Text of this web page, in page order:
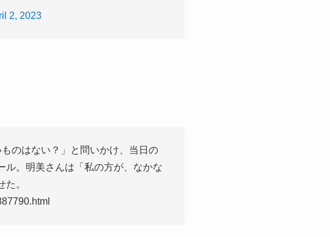
2, 2023
のはない？」と問いかけ、当日の
ル。明美さんは「私の方が、なかな
。